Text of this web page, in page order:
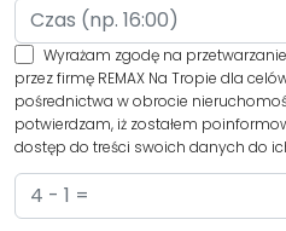
Wyrażam zgodę na
przez firmę REMAX Na Tropie dla
pośrednictwa w obrocie
potwierdzam, iż zostałem
dostęp do treści swoich danych do